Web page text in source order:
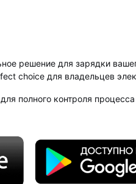
решение для зарядки
choice для владельцев
полного контроля